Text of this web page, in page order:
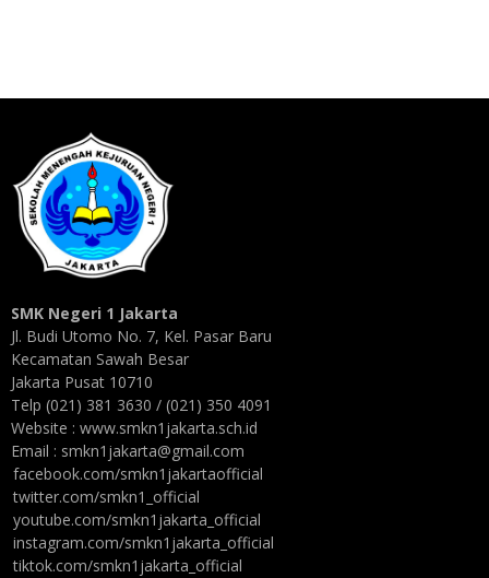
SMK Negeri 1 Jakarta
Jl. Budi Utomo No. 7, Kel. Pasar Baru
Kecamatan Sawah Besar
Jakarta Pusat 10710
Telp (021) 381 3630 / (021) 350 4091
Website : www.smkn1jakarta.sch.id
Email : smkn1jakarta@gmail.com
facebook.com/smkn1jakartaofficial
twitter.com/smkn1_official
youtube.com/smkn1jakarta_official
instagram.com/smkn1jakarta_official
tiktok.com/smkn1jakarta_official